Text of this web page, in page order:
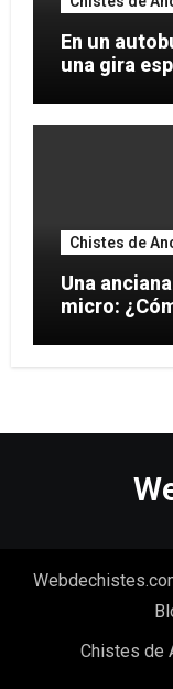
En un
una gira
Chistes de
Una
micro:
Chistes de